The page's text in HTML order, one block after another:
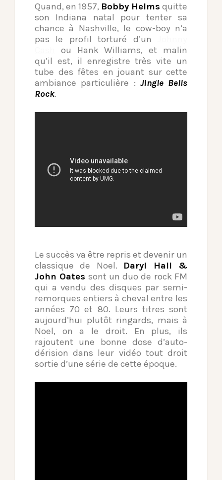
Quand, en 1957, Bobby Helms quitte
son Indiana natal pour tenter sa
chance à Nashville, le cow-boy n’a
pas le profil torturé d’un
ou Hank Williams, et malin
qu’il est, il enregistre très vite un
tube des fêtes en jouant sur cette
ambiance particulière : Jingle Bells
Rock.
Le succès va être repris et devenir un
classique de Noel. Daryl Hall &
John Oates sont un duo de rock FM
qui a vendu des disques par semi-
remorques entiers à cheval entre les
années 70 et 80. Leurs titres sont
aujourd’hui plutôt ringards, mais à
Noel, on a le droit. En plus, ils
rajoutent une bonne dose d’auto-
dérision dans leur vidéo tout droit
sortie d’une série de cette époque.